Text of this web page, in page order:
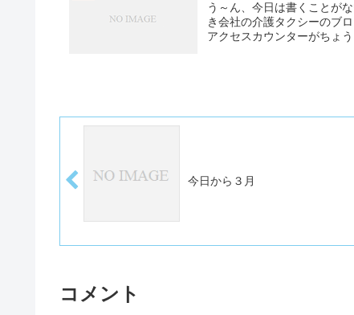
う～ん、今日は書くことが
き会社の介護タクシーのブ
アクセスカウンターがちょ
今日から３月
コメント